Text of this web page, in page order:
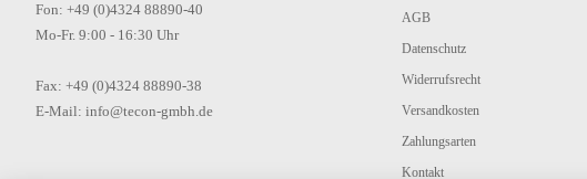
Fon: +49 (0)4324 88890-40
Mo-Fr. 9:00 - 16:30 Uhr
Fax: +49 (0)4324 88890-38
E-Mail: info@tecon-gmbh.de
AGB
Datenschutz
Widerrufsrecht
Versandkosten
Zahlungsarten
Kontakt